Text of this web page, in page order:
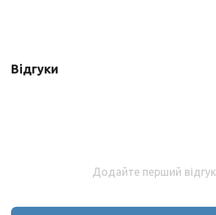
Відгуки
Додайте перший відгук